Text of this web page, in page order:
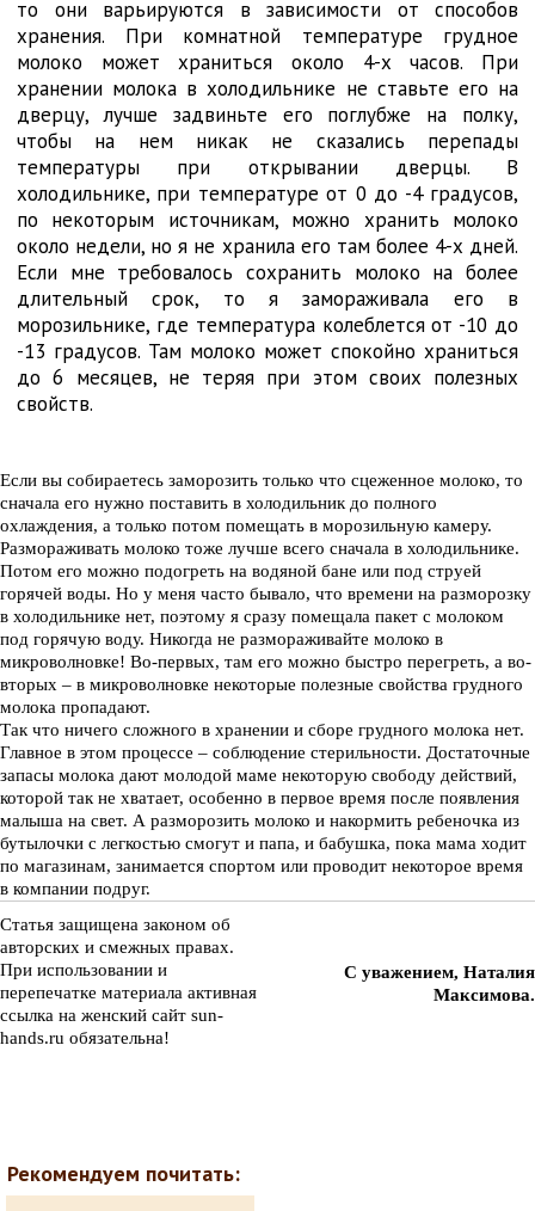
то они варьируются в зависимости от способов
хранения. При комнатной температуре грудное
молоко может храниться около 4-х часов. При
хранении молока в холодильнике не ставьте его на
дверцу, лучше задвиньте его поглубже на полку,
чтобы на нем никак не сказались перепады
температуры при открывании дверцы. В
холодильнике, при температуре от 0 до -4 градусов,
по некоторым источникам, можно хранить молоко
около недели, но я не хранила его там более 4-х дней.
Если мне требовалось сохранить молоко на более
длительный срок, то я замораживала его в
морозильнике, где температура колеблется от -10 до
-13 градусов. Там молоко может спокойно храниться
до 6 месяцев, не теряя при этом своих полезных
свойств.
Если вы собираетесь заморозить только что сцеженное молоко, то
сначала его нужно поставить в холодильник до полного
охлаждения, а только потом помещать в морозильную камеру.
Размораживать молоко тоже лучше всего сначала в холодильнике.
Потом его можно подогреть на водяной бане или под струей
горячей воды. Но у меня часто бывало, что времени на разморозку
в холодильнике нет, поэтому я сразу помещала пакет с молоком
под горячую воду. Никогда не размораживайте молоко в
микроволновке! Во-первых, там его можно быстро перегреть, а во-
вторых – в микроволновке некоторые полезные свойства грудного
молока пропадают.
Так что ничего сложного в хранении и сборе грудного молока нет.
Главное в этом процессе – соблюдение стерильности. Достаточные
запасы молока дают молодой маме некоторую свободу действий,
которой так не хватает, особенно в первое время после появления
малыша на свет. А разморозить молоко и накормить ребеночка из
бутылочки с легкостью смогут и папа, и бабушка, пока мама ходит
по магазинам, занимается спортом или проводит некоторое время
в компании подруг.
Статья защищена законом об
авторских и смежных правах.
При использовании и
перепечатке материала активная
ссылка на женский сайт sun-
hands.ru обязательна!
С уважением, Наталия
Максимова.
Рекомендуем почитать: